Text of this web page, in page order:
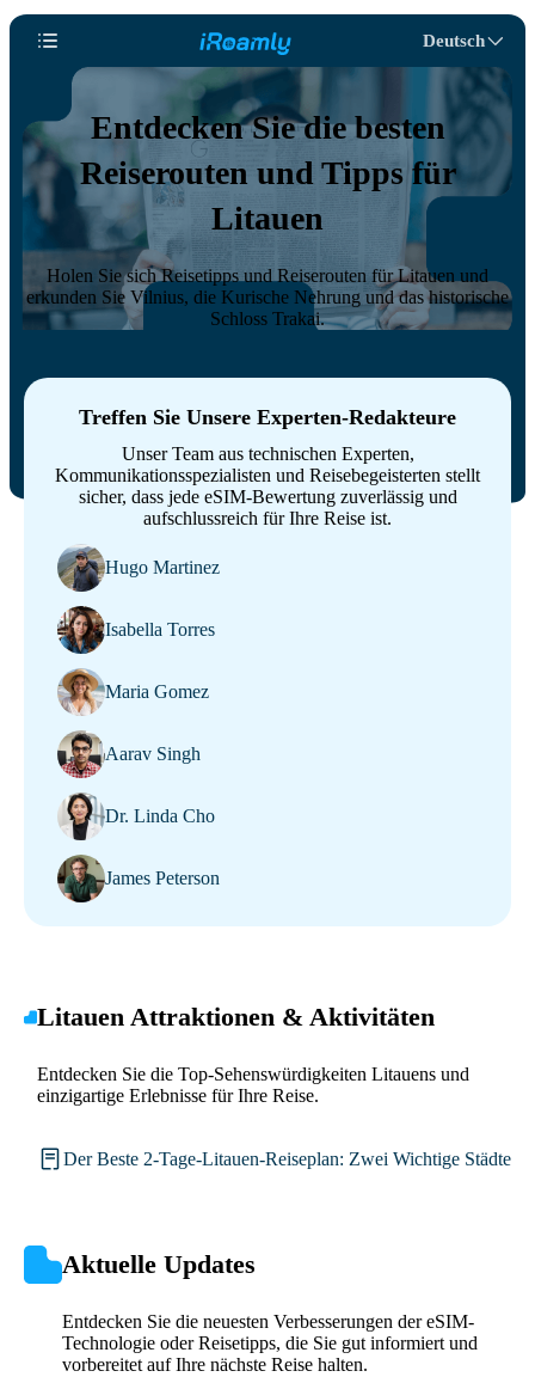
Deutsch
Entdecken Sie die besten
Reiserouten und Tipps für
Litauen
Holen Sie sich Reisetipps und Reiserouten für Litauen und
erkunden Sie Vilnius, die Kurische Nehrung und das historische
Schloss Trakai.
Treffen Sie Unsere Experten-Redakteure
Unser Team aus technischen Experten,
Kommunikationsspezialisten und Reisebegeisterten stellt
sicher, dass jede eSIM-Bewertung zuverlässig und
aufschlussreich für Ihre Reise ist.
Hugo Martinez
Isabella Torres
Maria Gomez
Aarav Singh
Dr. Linda Cho
James Peterson
Litauen Attraktionen & Aktivitäten
Entdecken Sie die Top-Sehenswürdigkeiten Litauens und
einzigartige Erlebnisse für Ihre Reise.
Der Beste 2-Tage-Litauen-Reiseplan: Zwei Wichtige Städte
Aktuelle Updates
Entdecken Sie die neuesten Verbesserungen der eSIM-
Technologie oder Reisetipps, die Sie gut informiert und
vorbereitet auf Ihre nächste Reise halten.